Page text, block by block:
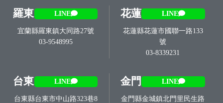
羅東 LINE
宜蘭縣羅東鎮大同路27號
03-9548995
花蓮 LINE
花蓮縣花蓮市國聯一路133
號
03-8339231
台東 LINE
台東縣台東市中山路323巷8
金門 LINE
金門縣金城鎮北門里民生路